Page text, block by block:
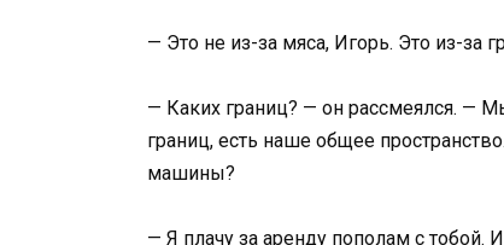
— Это не из-за мяса, Игорь. Это из-за
— Каких границ? — он рассмеялся. —
границ, есть наше общее
машины?
— Я плачу за аренду пополам с тобой.